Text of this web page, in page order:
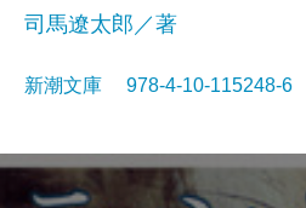
司馬遼太郎／著
新潮文庫 978-4-10-115248-